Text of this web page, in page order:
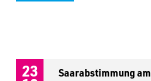
23
Saarabstimmung am